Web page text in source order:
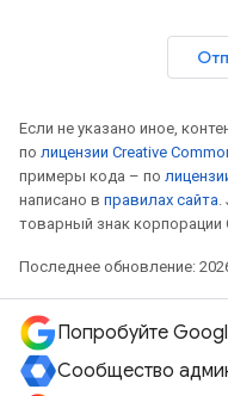
Если не указано иное,
по лицензии Creative
примеры кода – по
написано в правилах сайта.
товарный знак
Последнее обновление:
Попробуйте
Сообщество